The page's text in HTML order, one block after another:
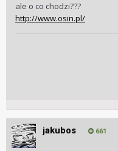
ale o co chodzi???
http://www.osin.pl/
jakubos 661